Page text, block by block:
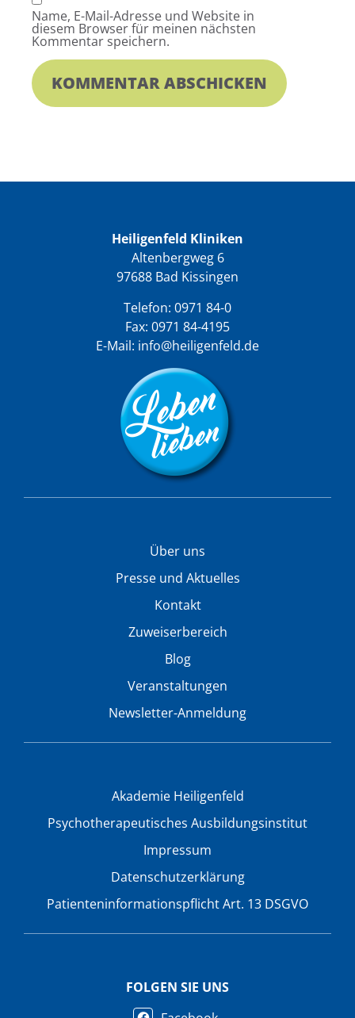
Name, E-Mail-Adresse und Website in
diesem Browser für meinen nächsten
Kommentar speichern.
Heiligenfeld Kliniken
Altenbergweg 6
97688 Bad Kissingen
Telefon: 0971 84-0
Fax: 0971 84-4195
E-Mail: info@heiligenfeld.de
Über uns
Presse und Aktuelles
Kontakt
Zuweiserbereich
Blog
Veranstaltungen
Newsletter-Anmeldung
Akademie Heiligenfeld
Psychotherapeutisches Ausbildungsinstitut
Impressum
Datenschutzerklärung
Patienteninformationspflicht Art. 13 DSGVO
FOLGEN SIE UNS